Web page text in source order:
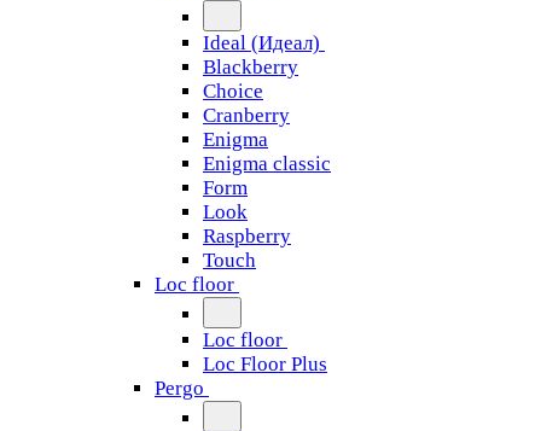
Ideal (Идеал)
Blackberry
Choice
Cranberry
Enigma
Enigma classic
Form
Look
Raspberry
Touch
Loc floor
Loc floor
Loc Floor Plus
Pergo